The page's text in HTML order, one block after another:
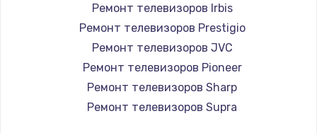
Замена микросхемы NFC
1100 руб.
Заказать
Замена шим-контроллера
Ремонт телевизоров Irbis
Ремонт телевизоров Prestigio
Ремонт телевизоров JVC
Ремонт телевизоров Pioneer
Ремонт телевизоров Sharp
Ремонт телевизоров Supra